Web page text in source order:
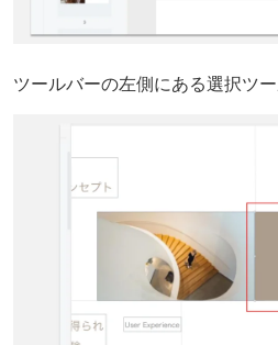
ツールバーの左側にある選択ツ